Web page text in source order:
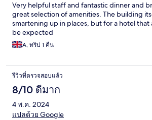
Very helpful staff and fantastic dinner and
great selection of amenities. The building
smartening up in places, but for a hotel that
be expected
A, ทริป 1 คืน
รีวิวที่ตรวจสอบแล้ว
8/10 ดีมาก
4 พ.ค. 2024
แปลด้วย Google